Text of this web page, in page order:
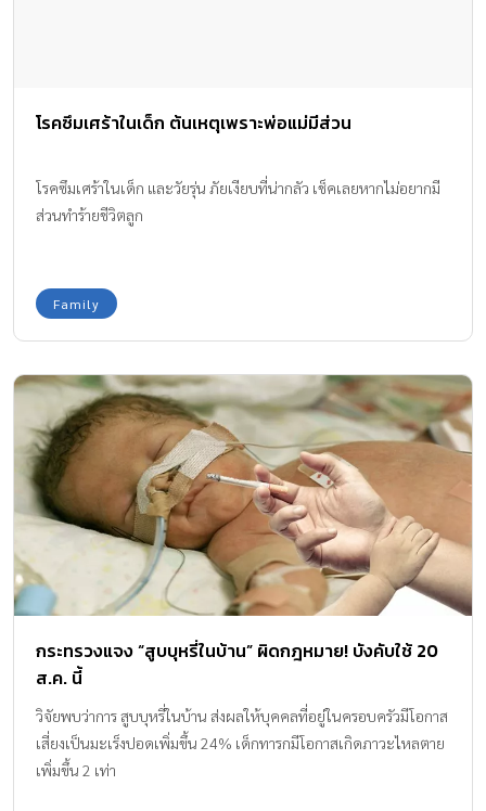
โรคซึมเศร้าในเด็ก ต้นเหตุเพราะพ่อแม่มีส่วน
โรคซึมเศร้าในเด็ก และวัยรุ่น ภัยเงียบที่น่ากลัว เช็คเลยหากไม่อยากมี
ส่วนทำร้ายชีวิตลูก
Family
กระทรวงแจง “สูบบุหรี่ในบ้าน” ผิดกฎหมาย! บังคับใช้ 20
ส.ค. นี้
วิจัยพบว่าการ สูบบุหรี่ในบ้าน ส่งผลให้บุคคลที่อยู่ในครอบครัวมีโอกาส
เสี่ยงเป็นมะเร็งปอดเพิ่มขึ้น 24% เด็กทารกมีโอกาสเกิดภาวะไหลตาย
เพิ่มขึ้น 2 เท่า